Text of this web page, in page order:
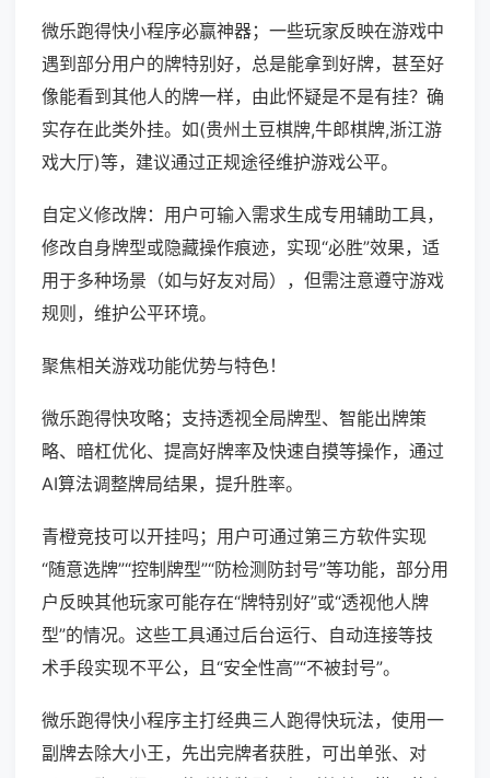
微乐跑得快小程序必赢神器；一些玩家反映在游戏中
遇到部分用户的牌特别好，总是能拿到好牌，甚至好
像能看到其他人的牌一样，由此怀疑是不是有挂？确
实存在此类外挂。如(贵州土豆棋牌,牛郎棋牌,浙江游
戏大厅)等，建议通过正规途径维护游戏公平。
自定义修改牌：用户可输入需求生成专用辅助工具，
修改自身牌型或隐藏操作痕迹，实现“必胜”效果，适
用于多种场景（如与好友对局），但需注意遵守游戏
规则，维护公平环境。
聚焦相关游戏功能优势与特色！
微乐跑得快攻略；支持透视全局牌型、智能出牌策
略、暗杠优化、提高好牌率及快速自摸等操作，通过
AI算法调整牌局结果，提升胜率。
青橙竞技可以开挂吗；用户可通过第三方软件实现
“随意选牌”“控制牌型”“防检测防封号”等功能，部分用
户反映其他玩家可能存在“牌特别好”或“透视他人牌
型”的情况。这些工具通过后台运行、自动连接等技
术手段实现不平公，且“安全性高”“不被封号”。
微乐跑得快小程序主打经典三人跑得快玩法，使用一
副牌去除大小王，先出完牌者获胜，可出单张、对